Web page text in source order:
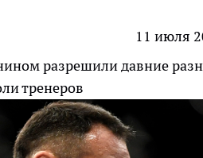
11 июля
разрешили давние
тренеров